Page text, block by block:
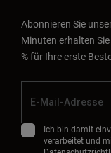
Abonnieren Sie
Minuten erhalten
% für Ihre erste
Ich bin damit
verarbeitet und